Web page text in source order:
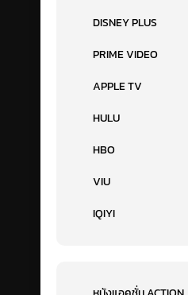
DISNEY PLUS
PRIME VIDEO
APPLE TV
HULU
HBO
VIU
IQIYI